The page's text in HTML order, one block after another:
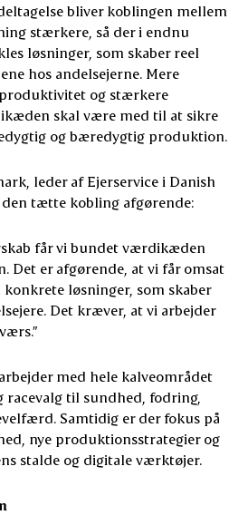
bliver koblingen mellem
stærkere, så der i endnu
løsninger, som skaber reel
hos andelsejerne. Mere
og stærkere
skal være med til at sikre
og bæredygtig produktion.
leder af Ejerservice i Danish
den tætte kobling afgørende:
får vi bundet værdikæden
Det er afgørende, at vi får omsat
løsninger, som skaber
Det kræver, at vi arbejder
med hele kalveområdet
racevalg til sundhed, fodring,
Samtidig er der fokus på
nye produktionsstrategier og
stalde og digitale værktøjer.